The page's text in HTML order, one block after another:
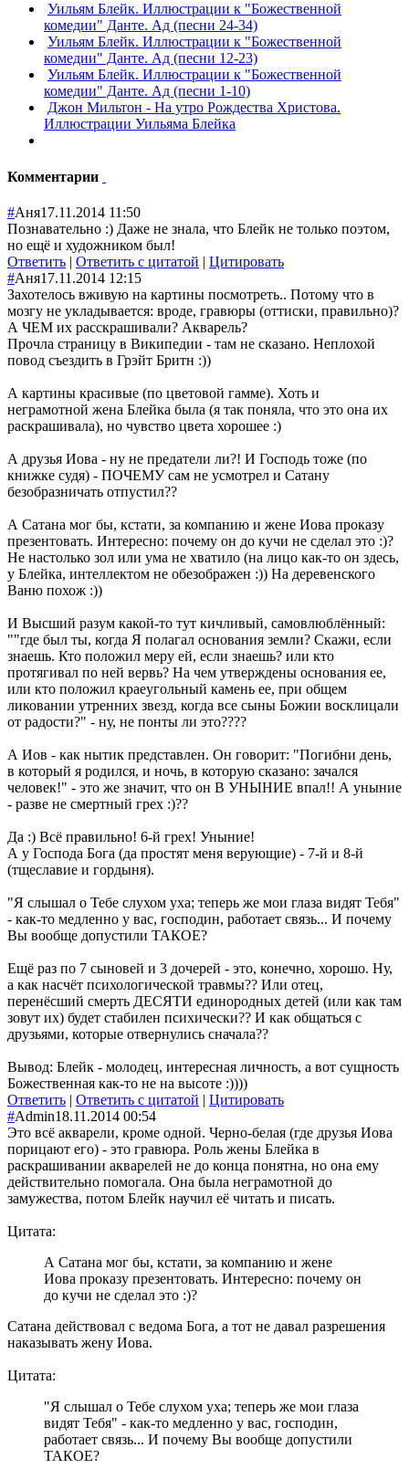
Уильям Блейк. Иллюстрации к "Божественной
комедии" Данте. Ад (песни 24-34)
Уильям Блейк. Иллюстрации к "Божественной
комедии" Данте. Ад (песни 12-23)
Уильям Блейк. Иллюстрации к "Божественной
комедии" Данте. Ад (песни 1-10)
Джон Мильтон - На утро Рождества Христова.
Иллюстрации Уильяма Блейка
Комментарии
#Аня17.11.2014 11:50
Познавательно :) Даже не знала, что Блейк не только поэтом,
но ещё и художником был!
Ответить | Ответить с цитатой | Цитировать
#Аня17.11.2014 12:15
Захотелось вживую на картины посмотреть.. Потому что в
мозгу не укладывается: вроде, гравюры (оттиски, правильно)?
А ЧЕМ их расскрашивали? Акварель?
Прочла страницу в Википедии - там не сказано. Неплохой
повод съездить в Грэйт Бритн :))
А картины красивые (по цветовой гамме). Хоть и
неграмотной жена Блейка была (я так поняла, что это она их
раскрашивала), но чувство цвета хорошее :)
А друзья Иова - ну не предатели ли?! И Господь тоже (по
книжке судя) - ПОЧЕМУ сам не усмотрел и Сатану
безобразничать отпустил??
А Сатана мог бы, кстати, за компанию и жене Иова проказу
презентовать. Интересно: почему он до кучи не сделал это :)?
Не настолько зол или ума не хватило (на лицо как-то он здесь,
у Блейка, интеллектом не обезображен :)) На деревенского
Ваню похож :))
И Высший разум какой-то тут кичливый, самовлюблённый:
""где был ты, когда Я полагал основания земли? Скажи, если
знаешь. Кто положил меру ей, если знаешь? или кто
протягивал по ней вервь? На чем утверждены основания ее,
или кто положил краеугольный камень ее, при общем
ликовании утренних звезд, когда все сыны Божии восклицали
от радости?" - ну, не понты ли это????
А Иов - как нытик представлен. Он говорит: "Погибни день,
в который я родился, и ночь, в которую сказано: зачался
человек!" - это же значит, что он В УНЫНИЕ впал!! А уныние
- разве не смертный грех :)??
Да :) Всё правильно! 6-й грех! Уныние!
А у Господа Бога (да простят меня верующие) - 7-й и 8-й
(тщеславие и гордыня).
"Я слышал о Тебе слухом уха; теперь же мои глаза видят Тебя"
- как-то медленно у вас, господин, работает связь... И почему
Вы вообще допустили ТАКОЕ?
Ещё раз по 7 сыновей и 3 дочерей - это, конечно, хорошо. Ну,
а как насчёт психологической травмы?? Или отец,
перенёсший смерть ДЕСЯТИ единородных детей (или как там
зовут их) будет стабилен психически?? И как общаться с
друзьями, которые отвернулись сначала??
Вывод: Блейк - молодец, интересная личность, а вот сущность
Божественная как-то не на высоте :))))
Ответить | Ответить с цитатой | Цитировать
#Admin18.11.2014 00:54
Это всё акварели, кроме одной. Черно-белая (где друзья Иова
порицают его) - это гравюра. Роль жены Блейка в
раскрашивании акварелей не до конца понятна, но она ему
действительно помогала. Она была неграмотной до
замужества, потом Блейк научил её читать и писать.
Цитата:
А Сатана мог бы, кстати, за компанию и жене
Иова проказу презентовать. Интересно: почему он
до кучи не сделал это :)?
Сатана действовал с ведома Бога, а тот не давал разрешения
наказывать жену Иова.
Цитата:
"Я слышал о Тебе слухом уха; теперь же мои глаза
видят Тебя" - как-то медленно у вас, господин,
работает связь... И почему Вы вообще допустили
ТАКОЕ?